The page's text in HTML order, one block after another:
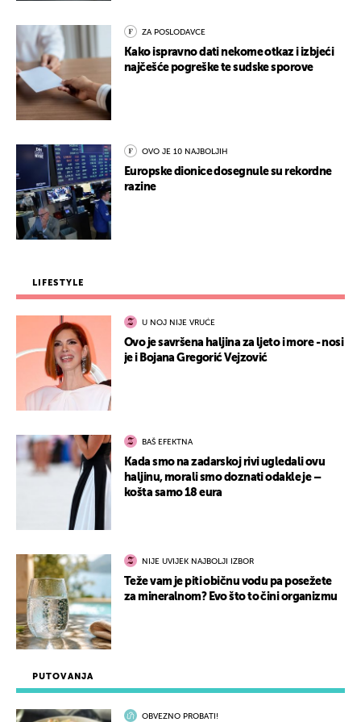
PUTOVANJA
OBVEZNO PROBATI!
ZA POSLODAVCE
Kako ispravno dati nekome otkaz i izbjeći
najčešće pogreške te sudske sporove
OVO JE 10 NAJBOLJIH
Europske dionice dosegnule su rekordne
razine
LIFESTYLE
U NOJ NIJE VRUĆE
Ovo je savršena haljina za ljeto i more - nosi
je i Bojana Gregorić Vejzović
BAŠ EFEKTNA
Kada smo na zadarskoj rivi ugledali ovu
haljinu, morali smo doznati odakle je –
košta samo 18 eura
NIJE UVIJEK NAJBOLJI IZBOR
Teže vam je piti običnu vodu pa posežete
za mineralnom? Evo što to čini organizmu